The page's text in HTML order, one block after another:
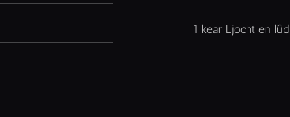
1 kear Ljocht en lûd